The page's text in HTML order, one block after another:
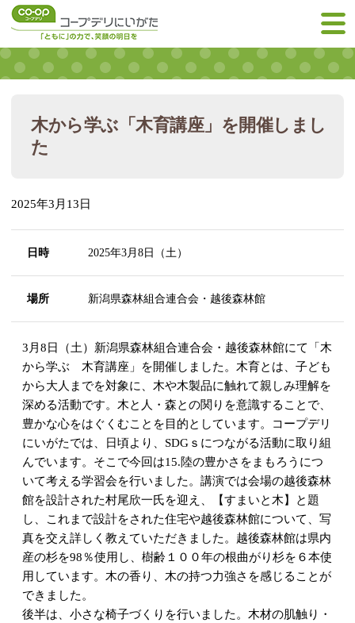
木から学ぶ「木育講座」を開催しまし
た
2025年3月13日
日時 2025年3月8日（土）
場所 新潟県森林組合連合会・越後森林館
3月8日（土）新潟県森林組合連合会・越後森林館にて「木
から学ぶ 木育講座」を開催しました。木育とは、子ども
から大人までを対象に、木や木製品に触れて親しみ理解を
深める活動です。木と人・森との関りを意識することで、
豊かな心をはぐくむことを目的としています。コープデリ
にいがたでは、日頃より、SDGｓにつながる活動に取り組
んでいます。そこで今回は15.陸の豊かさをまもろうにつ
いて考える学習会を行いました。講演では会場の越後森林
館を設計された村尾欣一氏を迎え、【すまいと木】と題
し、これまで設計をされた住宅や越後森林館について、写
真を交え詳しく教えていただきました。越後森林館は県内
産の杉を98％使用し、樹齢１００年の根曲がり杉を６本使
用しています。木の香り、木の持つ力強さを感じることが
できました。
後半は、小さな椅子づくりを行いました。木材の肌触り・